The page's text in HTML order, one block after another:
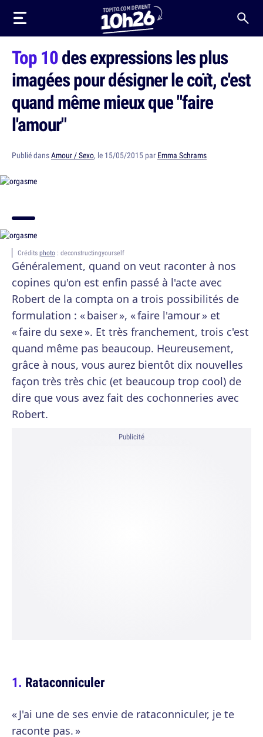
Top 10des expressions les plus
imagées pour désigner le coït, c'est
quand même mieux que "faire
l'amour"
Publié dansAmour / Sexo, le 15/05/2015 par Emma Schrams
Crédits photo : deconstructingyourself
Généralement, quand on veut raconter à nos
copines qu'on est enfin passé à l'acte avec
Robert de la compta on a trois possibilités de
formulation : « baiser », « faire l'amour » et
« faire du sexe ». Et très franchement, trois c'est
quand même pas beaucoup. Heureusement,
grâce à nous, vous aurez bientôt dix nouvelles
façon très très chic (et beaucoup trop cool) de
dire que vous avez fait des cochonneries avec
Robert.
Publicité
Rataconniculer
« J'ai une de ses envie de rataconniculer, je te
raconte pas. »